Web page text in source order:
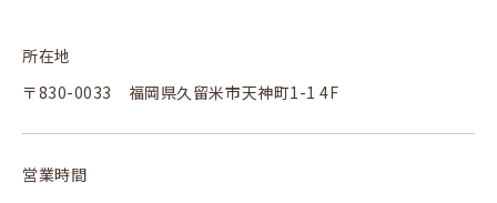
所在地
〒830-0033 福岡県久留米市天神町1-1 4F
営業時間